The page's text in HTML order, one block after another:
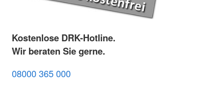
Kostenlose DRK-Hotline.
Wir beraten Sie gerne.
08000 365 000